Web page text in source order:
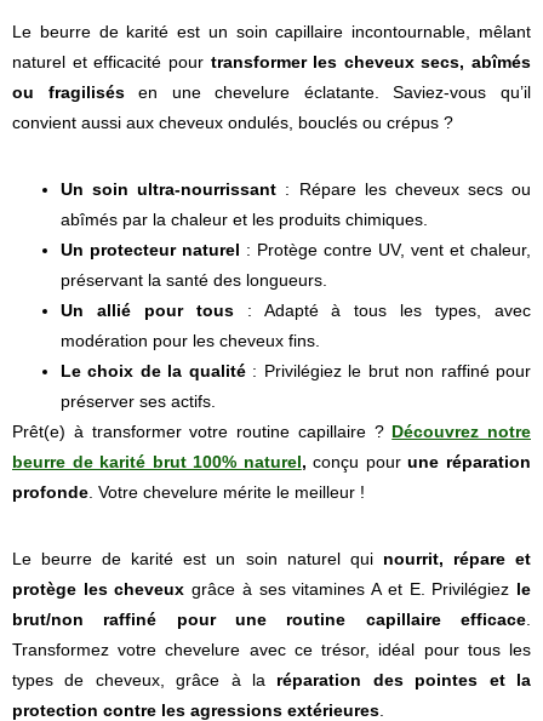
Le beurre de karité est un soin capillaire incontournable, mêlant
naturel et efficacité pour transformer les cheveux secs, abîmés
ou fragilisésen une chevelure éclatante. Saviez-vous qu’il
convient aussi aux cheveux ondulés, bouclés ou crépus ?
Un soin ultra-nourrissant : Répare les cheveux secs ou
abîmés par la chaleur et les produits chimiques.
Un protecteur naturel : Protège contre UV, vent et chaleur,
préservant la santé des longueurs.
Un allié pour tous: Adapté à tous les types, avec
modération pour les cheveux fins.
Le choix de la qualité: Privilégiez le brut non raffiné pour
préserver ses actifs.
Prêt(e) à transformer votre routine capillaire ? Découvrez notre
beurre de karité brut 100% naturel, conçu pourune réparation
profonde . Votre chevelure mérite le meilleur !
Le beurre de karité est un soin naturel qui nourrit, répare et
protège les cheveux grâce à ses vitamines A et E. Privilégiez le
brut/non raffiné pour une routine capillaire efficace
Transformez votre chevelure avec ce trésor, idéal pour tous les
types de cheveux, grâce à la réparation des pointes et la
protection contre les agressions extérieures